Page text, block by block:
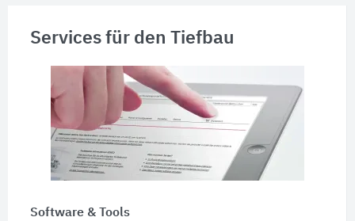
Services für den Tiefbau
Software & Tools